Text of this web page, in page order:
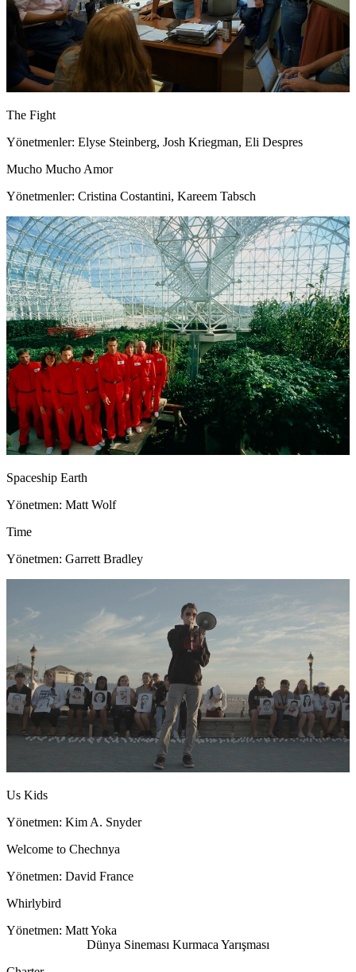
The Fight
Yönetmenler: Elyse Steinberg, Josh Kriegman, Eli Despres
Mucho Mucho Amor
Yönetmenler: Cristina Costantini, Kareem Tabsch
Spaceship Earth
Yönetmen: Matt Wolf
Time
Yönetmen: Garrett Bradley
Us Kids
Yönetmen: Kim A. Snyder
Welcome to Chechnya
Yönetmen: David France
Whirlybird
Yönetmen: Matt Yoka
Dünya Sineması Kurmaca Yarışması